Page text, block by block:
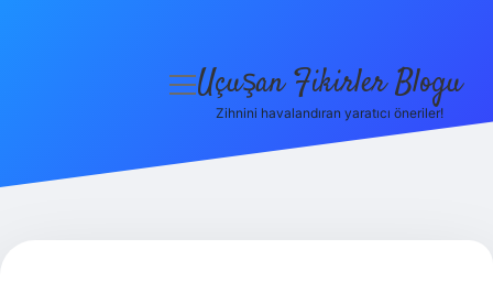
menüyü
Uçuşan Fikirler Blogu
Zihnini havalandıran yaratıcı öneriler!